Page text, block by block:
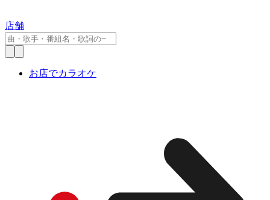
店舗
お店でカラオケ